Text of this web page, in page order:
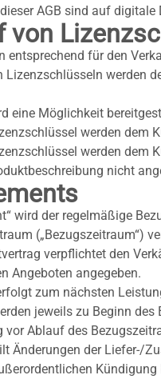
AGB sind auf
von
entsprechend für den
Lizenzschlüsseln werden
eine Möglichkeit
werden dem
werden dem
nicht
wird der regelmäßige
(„Bezugszeitraum“)
verpflichtet den
Angeboten angegeben.
zum nächsten
jeweils zu Beginn
vor Ablauf des
Änderungen der Liefer-/